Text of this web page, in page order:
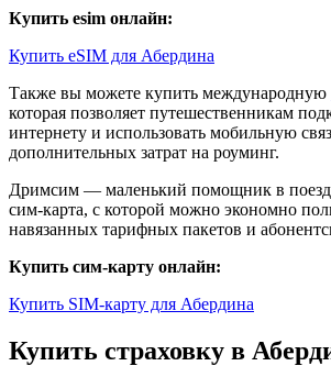
Купить esim онлайн:
Купить eSIM для Абердина
Также вы можете купить международную
которая позволяет путешественникам
интернету и использовать мобильную
дополнительных затрат на роуминг.
Дримсим — маленький помощник в
сим-карта, с которой можно экономно
навязанных тарифных пакетов и
Купить сим-карту онлайн:
Купить SIM-карту для Абердина
Купить страховку в